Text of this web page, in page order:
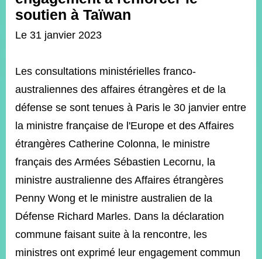
ROOM
&
EMBASSIES
MISSIONS
INFORMATION
SERVICE
WEBSITES
soutien à Taïwan
Le 31 janvier 2023
Les consultations ministérielles franco-
australiennes des affaires étrangères et de la
défense se sont tenues à Paris le 30 janvier entre
la ministre française de l'Europe et des Affaires
étrangères Catherine Colonna, le ministre
français des Armées Sébastien Lecornu, la
ministre australienne des Affaires étrangères
Penny Wong et le ministre australien de la
Défense Richard Marles. Dans la déclaration
commune faisant suite à la rencontre, les
ministres ont exprimé leur engagement commun